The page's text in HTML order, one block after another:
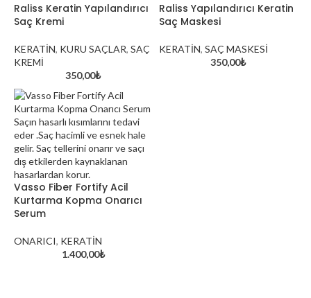
Raliss Keratin Yapılandırıcı
Saç Kremi
KERATİN, KURU SAÇLAR, SAÇ
KREMİ
350,00₺
Raliss Yapılandırıcı Keratin
Saç Maskesi
KERATİN, SAÇ MASKESİ
350,00₺
Vasso Fiber Fortify Acil
Kurtarma Kopma Onarıcı
Serum
ONARICI, KERATİN
1.400,00₺